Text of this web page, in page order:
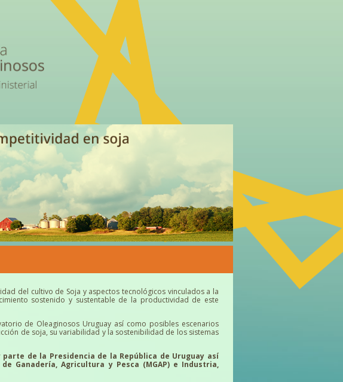
del cultivo de Soja y aspectos tecnológicos vinculados a la
sostenido y sustentable de la productividad de este
de Oleaginosos Uruguay así como posibles escenarios
de soja, su variabilidad y la sostenibilidad de los sistemas
de la Presidencia de la República de Uruguay así
Ganadería, Agricultura y Pesca (MGAP) e Industria,